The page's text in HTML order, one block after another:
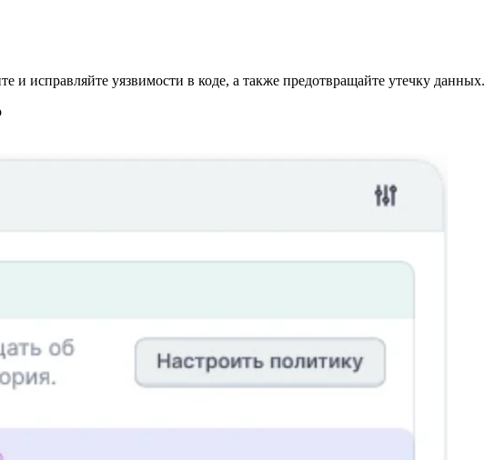
и исправляйте уязвимости в коде, а также предотвращайте утечку данных.